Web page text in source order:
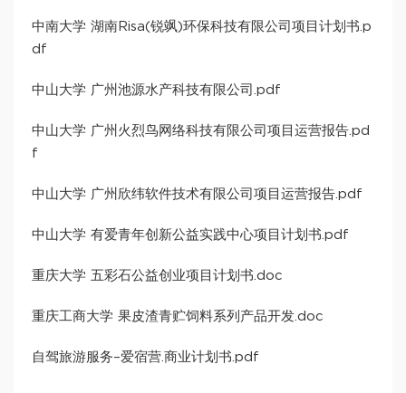
中南大学 湖南Risa(锐飒)环保科技有限公司项目计划书.p
df
中山大学 广州池源水产科技有限公司.pdf
中山大学 广州火烈鸟网络科技有限公司项目运营报告.pd
f
中山大学 广州欣纬软件技术有限公司项目运营报告.pdf
中山大学 有爱青年创新公益实践中心项目计划书.pdf
重庆大学 五彩石公益创业项目计划书.doc
重庆工商大学 果皮渣青贮饲料系列产品开发.doc
自驾旅游服务–爱宿营.商业计划书.pdf